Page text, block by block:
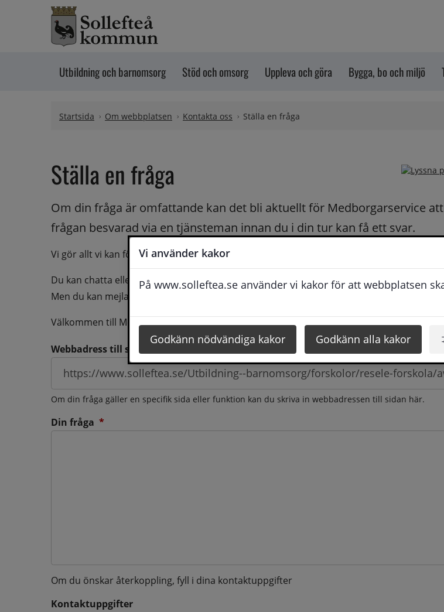
Vi använder kakor
På www.solleftea.se använder vi kakor för att webbplatsen
Godkänn nödvändiga kakor Godkänn alla kakor
Hoppa till innehåll
Utbildning och barnomsorg Stöd och omsorg Uppleva och göra Bygga, bo och miljö
Startsida Om webbplatsen Kontakta oss Ställa en fråga
Ställa en fråga
Om din fråga är omfattande kan det bli aktuellt för Medborgarservice
frågan besvarad via en tjänsteman innan du i din tur kan få ett svar.
Vi gör allt vi kan för att du ska få hjälp och svar på dina frågor fortast möjligt.
Du kan chatta eller ringa oss med din fråga så besvarar vi dig så snabbt som möjligt
Men du kan mejla oss din fråga dygnt runt och du få svaret inom 2 - 4 arbetsdagar.
Välkommen till Medborgarservice!
Webbadress till sidan som frågan berör
Om din fråga gäller en specifik sida eller funktion kan du skriva in webbadressen till sidan här.
Din fråga *
Om du önskar återkoppling, fyll i dina kontaktuppgifter
Kontaktuppgifter